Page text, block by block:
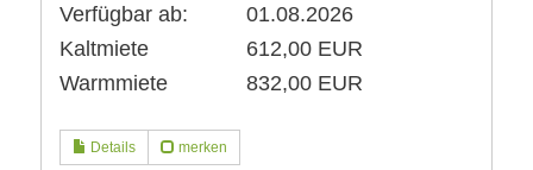
Verfügbar ab:
01.08.2026
Kaltmiete
612,00 EUR
Warmmiete
832,00 EUR
Details merken